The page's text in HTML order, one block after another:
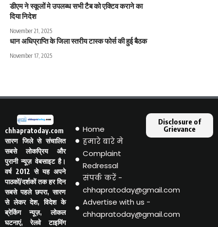
डीएम ने स्कूलों मे उपलब्ध सभी टैब को एक्टिव कराने का
दिया निदेश
November 21, 2025
धान अधिप्राप्ति के जिला स्तरीय टास्क फोर्स की हुई बैठक
November 17, 2025
chhapratoday.com
सारण जिले से संचालित
सबसे लोकप्रिय और
पुरानी न्यूज़ वेबसाइट है।
वर्ष 2012 से यह अपने
पाठकों/दर्शकों तक हर दिन
सबसे पहले छपरा, सारण
से लेकर देश, विदेश के
ब्रेकिंग न्यूज़, लोकल
घटनाएं, रेलवे टाइमिंग
Home
हमारे बारे मे
Complaint
Redressal
संपर्क करें -
chhapratoday@gmail.com
Advertise with us -
chhapratoday@gmail.com
Disclosure of
Grievance